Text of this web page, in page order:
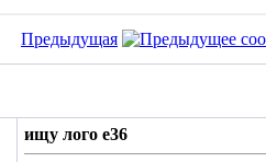
Предыдущая
ищу лого e36